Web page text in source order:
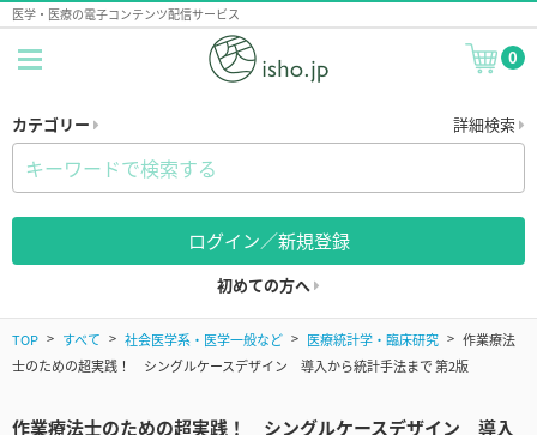
医学・医療の電子コンテンツ配信サービス
0
カテゴリー 詳細検索
ログイン／新規登録
初めての方へ
TOP すべて 社会医学系・医学一般など 医療統計学・臨床研究
作業療法
士のための超実践！ シングルケースデザイン 導入から統計手法まで 第2版
作業療法士のための超実践！ シングルケースデザイン 導入